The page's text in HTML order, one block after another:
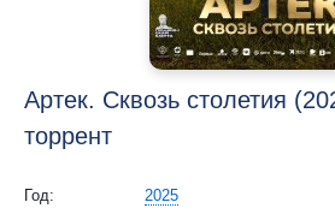
Артек. Сквозь столетия
торрент
Год:
2025